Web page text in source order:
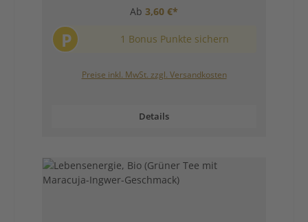
Ab 3,60 €*
P 1 Bonus Punkte sichern
Preise inkl. MwSt. zzgl. Versandkosten
Details